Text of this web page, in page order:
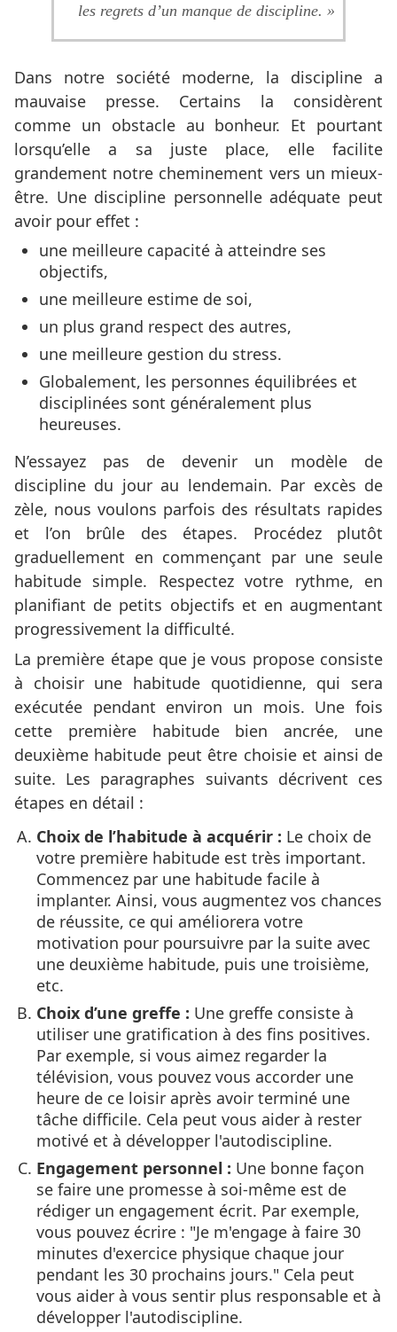
les regrets d’un manque de discipline. »
Dans notre société moderne, la discipline a
mauvaise presse. Certains la considèrent
comme un obstacle au bonheur. Et pourtant
lorsqu’elle a sa juste place, elle facilite
grandement notre cheminement vers un mieux-
être. Une discipline personnelle adéquate peut
avoir pour effet :
une meilleure capacité à atteindre ses
objectifs,
une meilleure estime de soi,
un plus grand respect des autres,
une meilleure gestion du stress.
Globalement, les personnes équilibrées et
disciplinées sont généralement plus
heureuses.
N’essayez pas de devenir un modèle de
discipline du jour au lendemain. Par excès de
zèle, nous voulons parfois des résultats rapides
et l’on brûle des étapes. Procédez plutôt
graduellement en commençant par une seule
habitude simple. Respectez votre rythme, en
planifiant de petits objectifs et en augmentant
progressivement la difficulté.
La première étape que je vous propose consiste
à choisir une habitude quotidienne, qui sera
exécutée pendant environ un mois. Une fois
cette première habitude bien ancrée, une
deuxième habitude peut être choisie et ainsi de
suite. Les paragraphes suivants décrivent ces
étapes en détail :
Choix de l’habitude à acquérir : Le choix de
votre première habitude est très important.
Commencez par une habitude facile à
implanter. Ainsi, vous augmentez vos chances
de réussite, ce qui améliorera votre
motivation pour poursuivre par la suite avec
une deuxième habitude, puis une troisième,
etc.
Choix d’une greffe : Une greffe consiste à
utiliser une gratification à des fins positives.
Par exemple, si vous aimez regarder la
télévision, vous pouvez vous accorder une
heure de ce loisir après avoir terminé une
tâche difficile. Cela peut vous aider à rester
motivé et à développer l'autodiscipline.
Engagement personnel : Une bonne façon
se faire une promesse à soi-même est de
rédiger un engagement écrit. Par exemple,
vous pouvez écrire : "Je m'engage à faire 30
minutes d'exercice physique chaque jour
pendant les 30 prochains jours." Cela peut
vous aider à vous sentir plus responsable et à
développer l'autodiscipline.